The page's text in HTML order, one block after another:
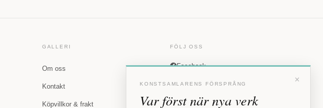
GALLERI
Om oss
Kontakt
Köpvillkor & frakt
FÖLJ OSS
Facebook
×
KONSTSAMLARENS FÖRSPRÅNG
Var först när nya verk